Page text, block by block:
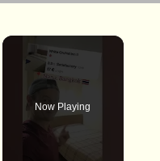
Now Playing